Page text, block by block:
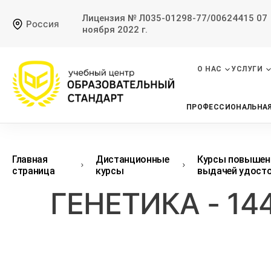
Россия
Лицензия № Л035-01298-77/00624415 07
ноября 2022 г.
О НАС УСЛУГИ
Главная
страница
Дистанционные
курсы
Курсы
выдачей
ГЕНЕТИКА -